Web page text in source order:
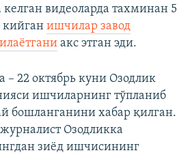
видеоларда тахминан 5
кийган ишчилар завод
акс этган эди.
– 22 октябрь куни Озодлик
ишчиларнинг тўпланиб
бошланганини хабар қилган.
Озодликка
зиëд ишчисининг